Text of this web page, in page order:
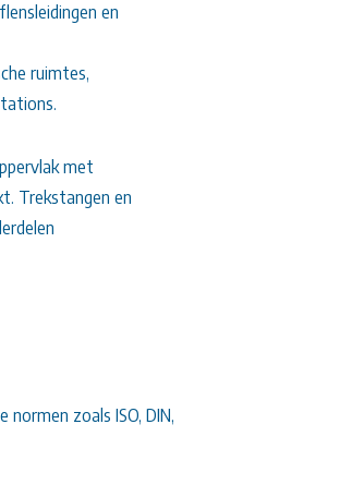
en
ruimtes,
met
Trekstangen en
zoals ISO, DIN,